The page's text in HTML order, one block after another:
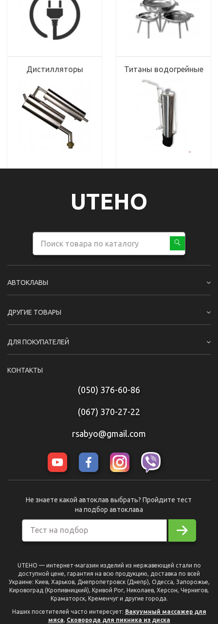
Дистилляторы Титаны водогрейные
UTEHO
АВТОКЛАВЫ
ДРУГИЕ ТОВАРЫ
ДЛЯ ПОКУПАТЕЛЕЙ
КОНТАКТЫ
(050) 376-60-86
(067) 370-27-22
rsabyo@gmail.com
Тест на подбор
Не знаете какой автоклав выбрать? Пройдите тест
на подбор автоклава
UTEHO — интернет-магазин изделий из нержавеющей стали по
доступной цене, гарантия на всю продукцию, доставка по всей
Украине: Киев, Харьков, Днепропетровск (Днепр), Одесса, Запорожье,
Кировоград (Кропивницкий), Кривой Рог, Николаев, Херсон, Чернигов,
Краматорск, Кременчуг и другие города.
Наших посетителей часто интересует: Вакуумный массажер для
мяса, Сковорода для пикника из диска